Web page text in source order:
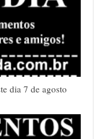
dia 7 de agosto